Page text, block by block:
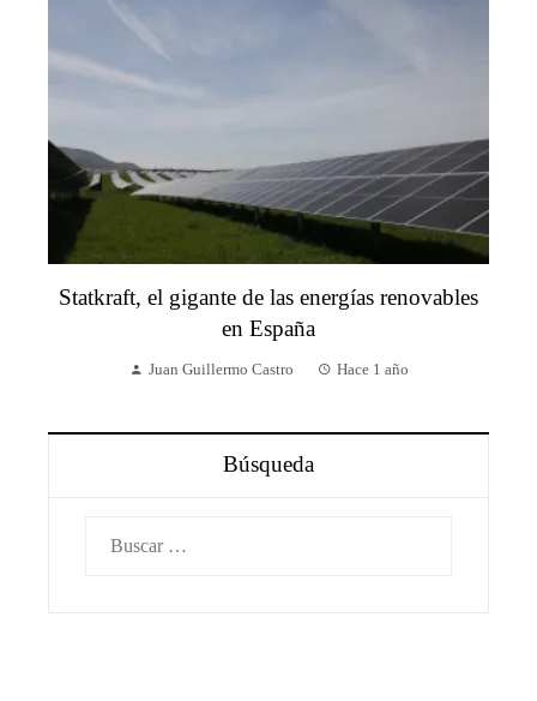
Statkraft, el gigante de las energías renovables
en España
Juan Guillermo Castro Hace 1 año
Búsqueda